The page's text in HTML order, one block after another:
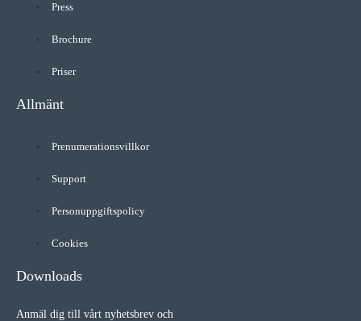
Press
Brochure
Priser
Allmänt
Prenumerationsvillkor
Support
Personuppgiftspolicy
Cookies
Downloads
Anmäl dig till vårt nyhetsbrev och